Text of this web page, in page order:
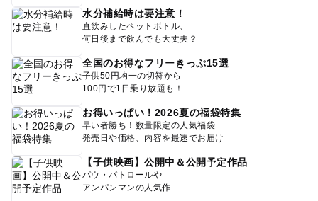
水分補給時は要注意！
直飲みしたペットボトル、
何日後まで飲んでも大丈夫？
全国のお得なフリーきっぷ15選
子供50円均一の切符から
100円で1日乗り放題も！
お得いっぱい！2026夏の福袋特集
早い者勝ち！数量限定の人気福袋
発売日や価格、内容を最速でお届け
【子供映画】公開中＆公開予定作品
パウ・パトロールや
アンパンマンの人気作